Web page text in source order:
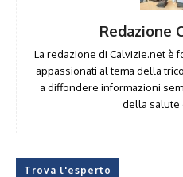
Redazione
La redazione di Calvizie.net è
appassionati al tema della
a diffondere informazioni
della salute
Trova l'esperto